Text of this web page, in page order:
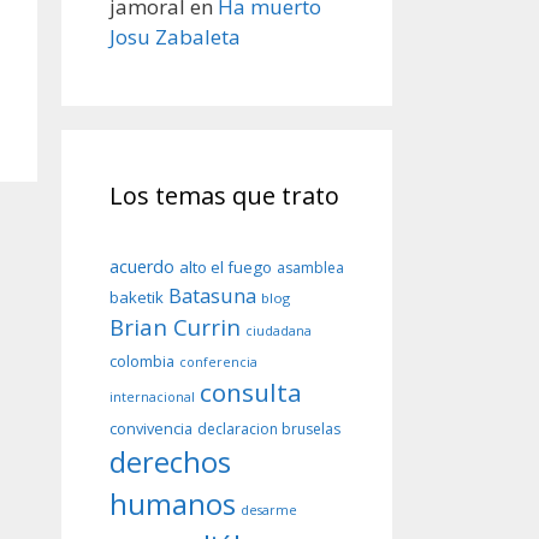
jamoral en Ha muerto
Josu Zabaleta
Los temas que trato
acuerdo alto el fuego asamblea
baketik Batasuna blog
Brian Currin ciudadana
colombia conferencia
internacional consulta
convivencia declaracion bruselas
derechos
humanos desarme